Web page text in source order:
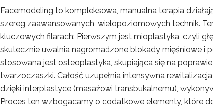
Facemodeling to kompleksowa, manualna terapia
szereg zaawansowanych, wielopoziomowych technik.
kluczowych filarach: Pierwszym jest mioplastyka, czyli
skutecznie uwalnia nagromadzone blokady mięśniowe i
stosowana jest osteoplastyka, skupiająca się na
twarzoczaszki. Całość uzupełnia intensywna
dzięki interplastyce (masażowi transbukalnemu),
Proces ten wzbogacamy o dodatkowe elementy, które